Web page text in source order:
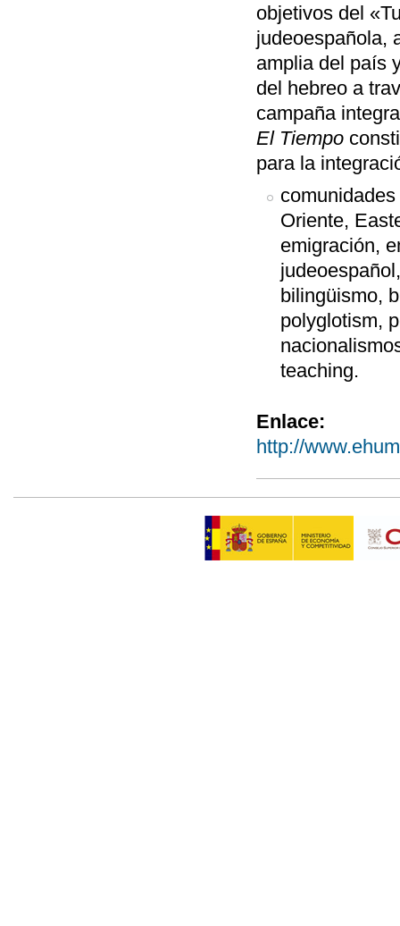
objetivos del
judeoespañola,
amplia del país
del hebreo a
campaña
El Tiempo
para la
Oriente,
emigración,
bilingüismo,
polyglotism,
teaching.
Enlace:
http://